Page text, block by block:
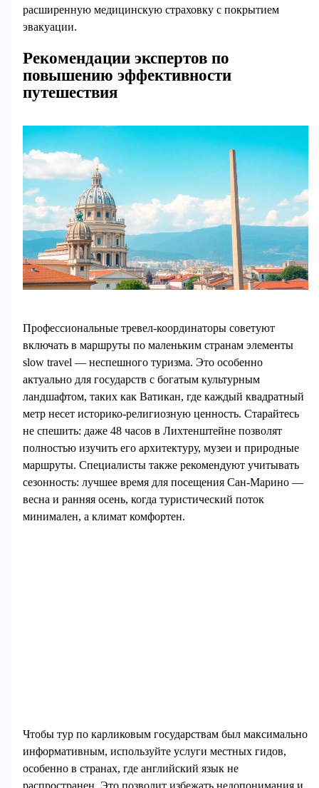
расширенную медицинскую страховку с покрытием
эвакуации.
Рекомендации экспертов по
повышению эффективности
путешествия
Профессиональные тревел-координаторы советуют
включать в маршруты по маленьким странам элементы
slow travel — неспешного туризма. Это особенно
актуально для государств с богатым культурным
ландшафтом, таких как Ватикан, где каждый квадратный
метр несет историко-религиозную ценность. Старайтесь
не спешить: даже 48 часов в Лихтенштейне позволят
полностью изучить его архитектуру, музеи и природные
маршруты. Специалисты также рекомендуют учитывать
сезонность: лучшее время для посещения Сан-Марино —
весна и ранняя осень, когда туристический поток
минимален, а климат комфортен.
Чтобы тур по карликовым государствам был максимально
информативным, используйте услуги местных гидов,
особенно в странах, где английский язык не
распространен. Это позволит избежать недопонимания и